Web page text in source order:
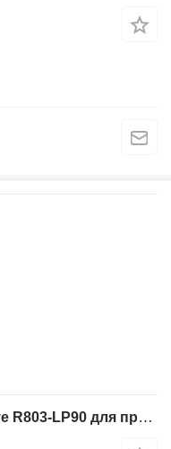
Getriebe 1:186,65 SEW-Eurodrive R803-LP90 для промышленного оборудования